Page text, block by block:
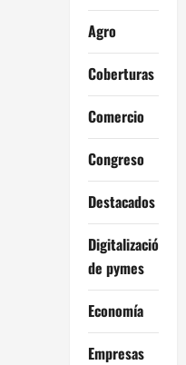
Agro
Coberturas
Comercio
Congreso
Destacados
Digitalización
de pymes
Economía
Empresas